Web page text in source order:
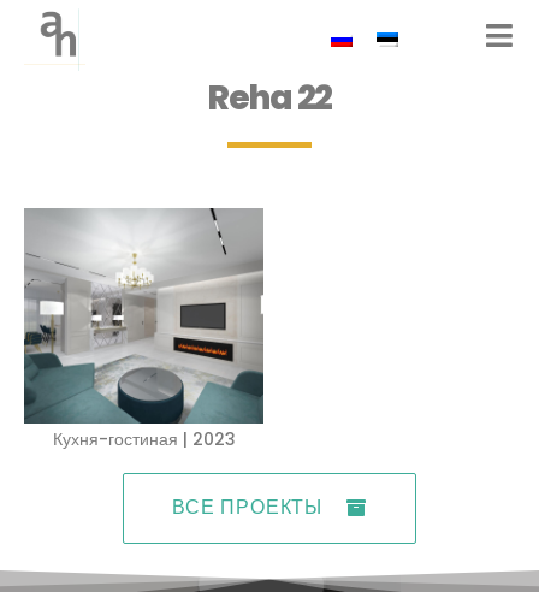
Reha 22
Кухня-гостиная | 2023
ВСЕ ПРОЕКТЫ